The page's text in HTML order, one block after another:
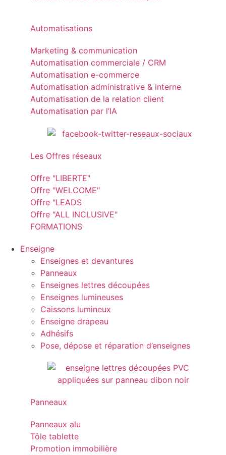
Automatisations
Marketing & communication
Automatisation commerciale / CRM
Automatisation e-commerce
Automatisation administrative & interne
Automatisation de la relation client
Automatisation par l’IA
Les Offres réseaux
Offre "LIBERTE"
Offre "WELCOME"
Offre "LEADS
Offre "ALL INCLUSIVE"
FORMATIONS
Enseigne
Enseignes et devantures
Panneaux
Enseignes lettres découpées
Enseignes lumineuses
Caissons lumineux
Enseigne drapeau
Adhésifs
Pose, dépose et réparation d’enseignes
Panneaux
Panneaux alu
Tôle tablette
Promotion immobilière